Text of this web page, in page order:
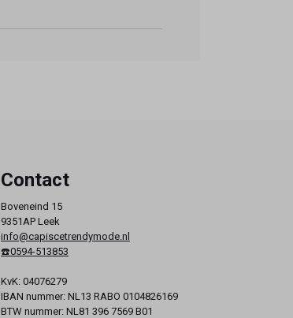
Contact
Boveneind 15
9351AP Leek
info@capiscetrendymode.nl
☎️0594-513853
KvK: 04076279
IBAN nummer: NL13 RABO 0104826169
BTW nummer: NL81 396 7569 B01